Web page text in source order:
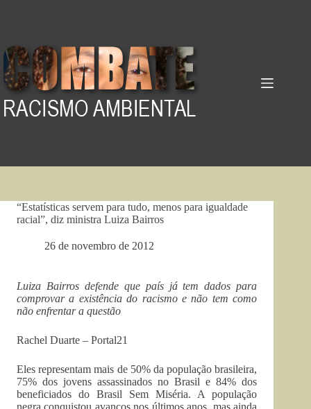
“Estatísticas servem para tudo, menos para igualdade
racial”, diz ministra Luiza Bairros
26 de novembro de 2012
Luiza Bairros defende que país já tem dados para
comprovar a existência do racismo e não tem como
não enfrentar a questão
Rachel Duarte – Portal21
Eles representam mais de 50% da população brasileira,
75% dos jovens assassinados no Brasil e 84% dos
beneficiados do Brasil Sem Miséria. A população
negra conquistou avanços nos últimos anos, mas ainda